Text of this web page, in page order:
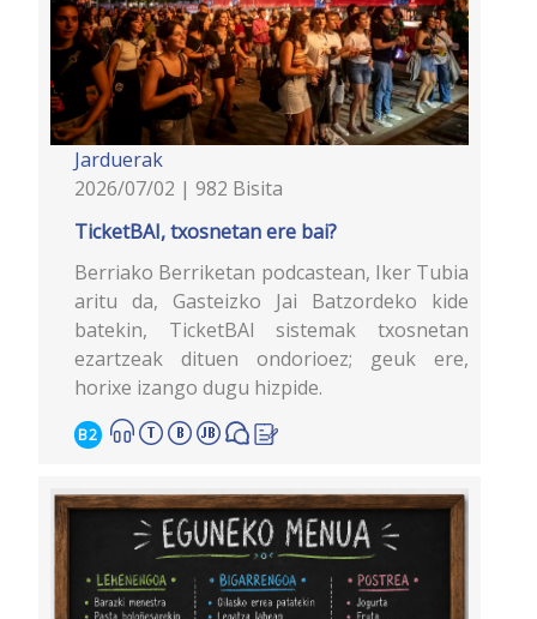
Jarduerak
2026/07/02 | 982 Bisita
TicketBAI, txosnetan ere bai?
Berriako Berriketan podcastean, Iker Tubia
aritu da, Gasteizko Jai Batzordeko kide
batekin, TicketBAI sistemak txosnetan
ezartzeak dituen ondorioez; geuk ere,
horixe izango dugu hizpide.
B2